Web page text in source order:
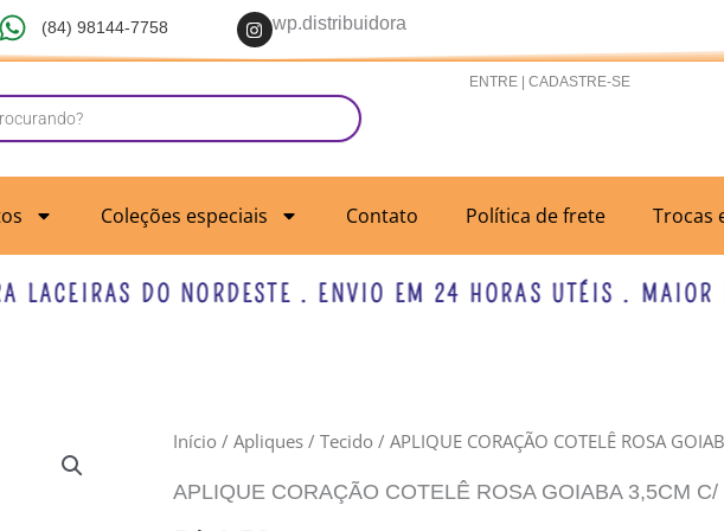
(84) 98144-7758 I
n
s
a
a
wp.distribuidora
ENTRE | CADASTRE-SE
Coleções especiais Contato Política de frete Trocas
DO NORDESTE . ENVIO EM 24 HORAS UTÉIS . MAIOR
Início /Apliques /Tecido / APLIQUE CORAÇÃO COTELÊ ROSA
APLIQUE CORAÇÃO COTELÊ ROSA GOIABA 3,5CM C/
APLIQUE
COTELÊ